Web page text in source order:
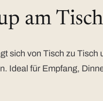
am Tisch
sich von Tisch zu Tisch
Ideal für Empfang,